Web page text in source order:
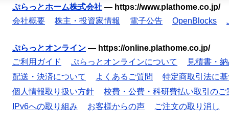
ぷらっとホーム株式会社 — https://www.plathome.co.jp/
会社概要
株主・投資家情報 電子公告 OpenBlocks
ぷらっとオンライン — https://online.plathome.co.jp/
ご利用ガイド
ぷらっとオンラインについて
見積書・
配送・決済について
よくあるご質問
特定商取引法に
個人情報取り扱い方針
校費・公費・科研費払い取引のご
IPv6への取り組み
お客様からの声 ご注文の取り消し